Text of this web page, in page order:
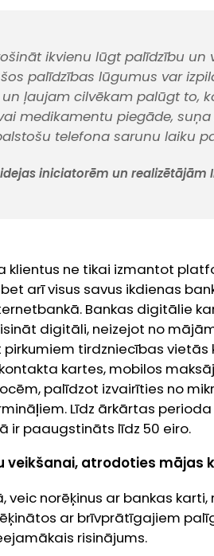
ikvienu lūgt palīdzību
palīdzības lūgumus var
ļaujam cilvēkam palūgt to,
medikamentu piegāde,
telefona sarunu laiku
iniciatorēm un realizētājām
klientus ne tikai izmantot
arī visus savus ikdienas
Bankas digitālie
digitāli, neizejot no
pirkumiem tirdzniecības
kartes, mobilos
palīdzot izvairīties no
Līdz ārkārtas
ir paaugstināts līdz 50 eiro.
veikšanai, atrodoties mājas
veic norēķinus ar bankas
ar brīvprātīgajiem
risinājums.